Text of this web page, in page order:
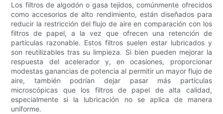
Los filtros de algodón o gasa tejidos, comúnmente ofrecidos
como accesorios de alto rendimiento, están diseñados para
reducir la restricción del flujo de aire en comparación con los
filtros de papel, a la vez que ofrecen una retención de
partículas razonable. Estos filtros suelen estar lubricados y
son reutilizables tras su limpieza. Si bien pueden mejorar la
respuesta del acelerador y, en ocasiones, proporcionar
modestas ganancias de potencia al permitir un mayor flujo de
aire, también podrían dejar pasar más partículas
microscópicas que los filtros de papel de alta calidad,
especialmente si la lubricación no se aplica de manera
uniforme.